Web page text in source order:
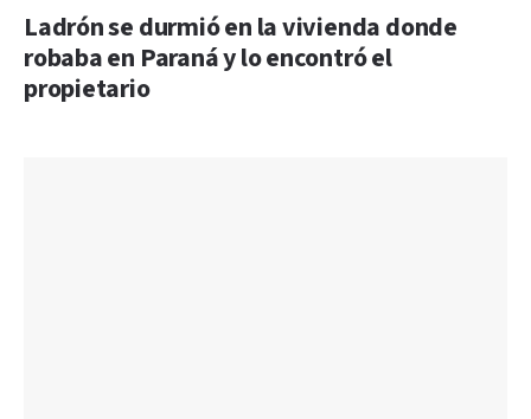
Ladrón se durmió en la vivienda donde
robaba en Paraná y lo encontró el
propietario